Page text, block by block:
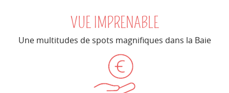
VUE IMPRENABLE
Une multitudes de spots magnifiques dans la Baie